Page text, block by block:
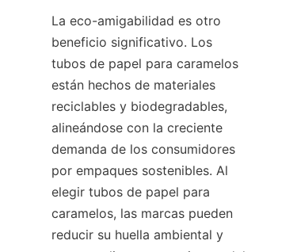
La eco-amigabilidad es otro
beneficio significativo. Los
tubos de papel para caramelos
están hechos de materiales
reciclables y biodegradables,
alineándose con la creciente
demanda de los consumidores
por empaques sostenibles. Al
elegir tubos de papel para
caramelos, las marcas pueden
reducir su huella ambiental y